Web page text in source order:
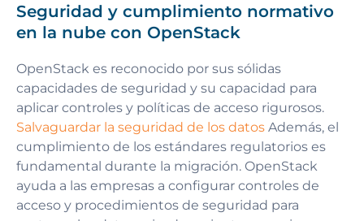
Seguridad y cumplimiento normativo
en la nube con OpenStack
OpenStack es reconocido por sus sólidas
capacidades de seguridad y su capacidad para
aplicar controles y políticas de acceso rigurosos.
Salvaguardar la seguridad de los datos Además, el
cumplimiento de los estándares regulatorios es
fundamental durante la migración. OpenStack
ayuda a las empresas a configurar controles de
acceso y procedimientos de seguridad para